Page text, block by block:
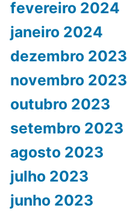
fevereiro 2024
janeiro 2024
dezembro 2023
novembro 2023
outubro 2023
setembro 2023
agosto 2023
julho 2023
junho 2023